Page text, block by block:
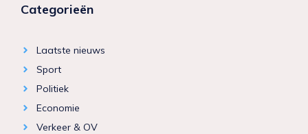
Categorieën
Laatste nieuws
Sport
Politiek
Economie
Verkeer & OV